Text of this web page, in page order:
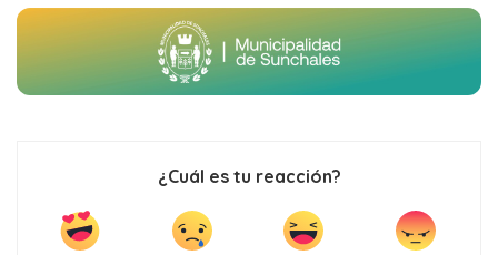
¿Cuál es tu reacción?